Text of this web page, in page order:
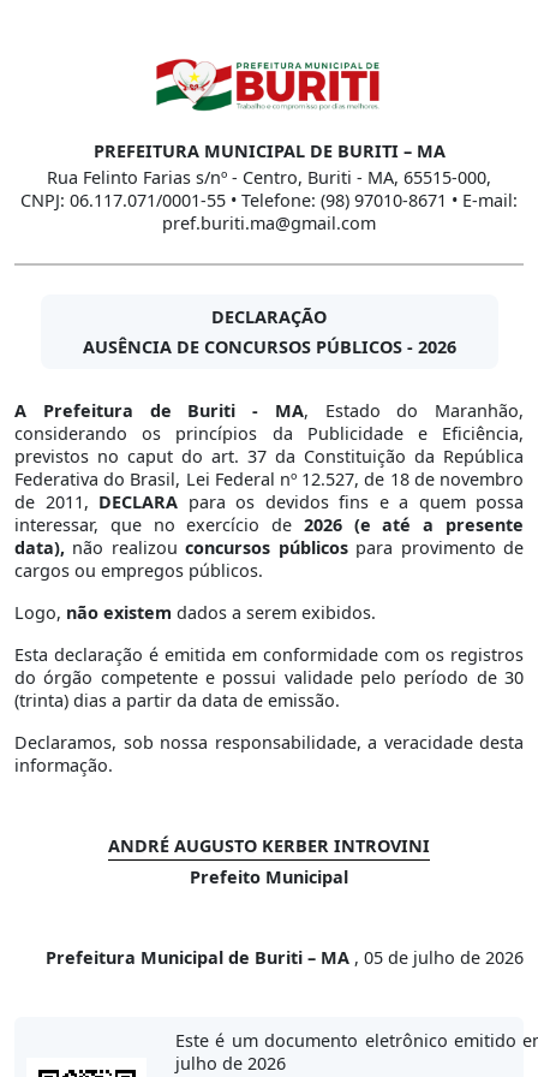
PREFEITURA MUNICIPAL DE BURITI – MA
Rua Felinto Farias s/nº - Centro, Buriti - MA, 65515-000,
CNPJ: 06.117.071/0001-55 • Telefone: (98) 97010-8671 • E-mail:
pref.buriti.ma@gmail.com
DECLARAÇÃO
AUSÊNCIA DE CONCURSOS PÚBLICOS - 2026
A Prefeitura de Buriti - MA, Estado do Maranhão,
considerando os princípios da Publicidade e Eficiência,
previstos no caput do art. 37 da Constituição da República
Federativa do Brasil, Lei Federal nº 12.527, de 18 de novembro
de 2011, DECLARA para os devidos fins e a quem possa
interessar, que no exercício de 2026 (e até a presente
data), não realizouconcursos públicospara provimento de
cargos ou empregos públicos.
Logo, não existem dados a serem exibidos.
Esta declaração é emitida em conformidade com os registros
do órgão competente e possui validade pelo período de 30
(trinta) dias a partir da data de emissão.
Declaramos, sob nossa responsabilidade, a veracidade desta
informação.
ANDRÉ AUGUSTO KERBER INTROVINI
Prefeito Municipal
Prefeitura Municipal de Buriti – MA , 05 de julho de 2026
Este é um documento eletrônico emitido
julho de 2026